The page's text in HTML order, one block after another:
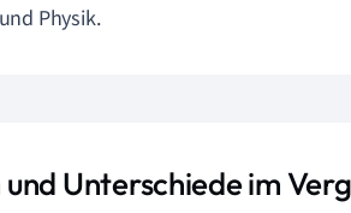
Physik.
Unterschiede im